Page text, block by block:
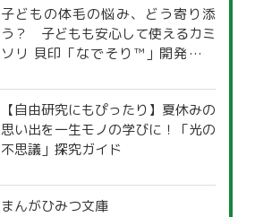
子どもの体毛の悩み、どう寄り添
う？ 子どもも安心して使えるカミ
ソリ 貝印「なでそり™」開発の思
【自由研究にもぴったり】夏休みの
思い出を一生モノの学びに！「光の
不思議」探究ガイド
まんがひみつ文庫